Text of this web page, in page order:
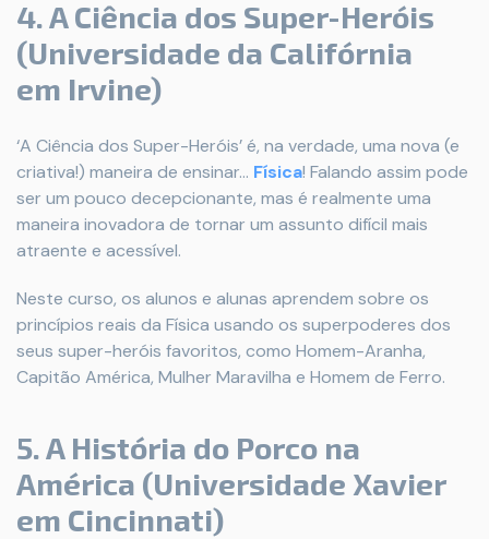
4. A Ciência dos Super-Heróis
(Universidade da Califórnia
em Irvine)
‘A Ciência dos Super-Heróis’ é, na verdade, uma nova (e
criativa!) maneira de ensinar... Física! Falando assim pode
ser um pouco decepcionante, mas é realmente uma
maneira inovadora de tornar um assunto difícil mais
atraente e acessível.
Neste curso, os alunos e alunas aprendem sobre os
princípios reais da Física usando os superpoderes dos
seus super-heróis favoritos, como Homem-Aranha,
Capitão América, Mulher Maravilha e Homem de Ferro.
5. A História do Porco na
América (Universidade Xavier
em Cincinnati)